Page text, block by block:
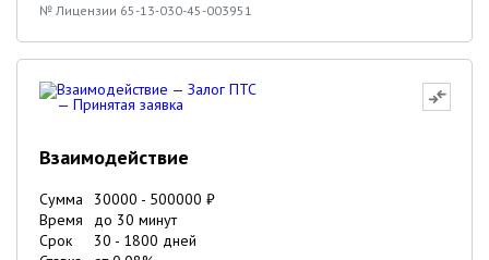
№ Лицензии 65-13-030-45-003951
Взаимодействие
Сумма 30000 - 500000 ₽
Время
до 30 минут
Срок
30 - 1800 дней